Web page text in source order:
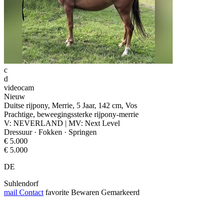
c
d
videocam
Nieuw
Duitse rijpony, Merrie, 5 Jaar, 142 cm, Vos
Prachtige, beweegingssterke rijpony-merrie
V: NEVERLAND | MV: Next Level
Dressuur · Fokken · Springen
€ 5.000
€ 5.000
DE
Suhlendorf
mail Contact favorite Bewaren Gemarkeerd